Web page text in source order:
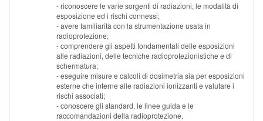
- riconoscere le varie sorgenti di radiazioni, le modalità di
esposizione ed i rischi connessi;
- avere familiarità con la strumentazione usata in
radioprotezione;
- comprendere gli aspetti fondamentali delle esposizioni
alle radiazioni, delle tecniche radioprotezionistiche e di
schermatura;
- eseguire misure e calcoli di dosimetria sia per esposizioni
esterne che interne alle radiazioni ionizzanti e valutare i
rischi associati;
- conoscere gli standard, le linee guida e le
raccomandazioni della radioprotezione.